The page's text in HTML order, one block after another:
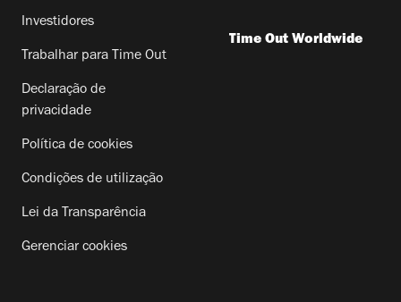
Investidores
Trabalhar para Time Out
Declaração de
privacidade
Política de cookies
Condições de utilização
Lei da Transparência
Gerenciar cookies
Time Out Worldwide